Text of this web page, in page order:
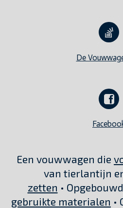
De
Een vouwwagen die
van tierlantijn
zetten •
gebruikte materialen •